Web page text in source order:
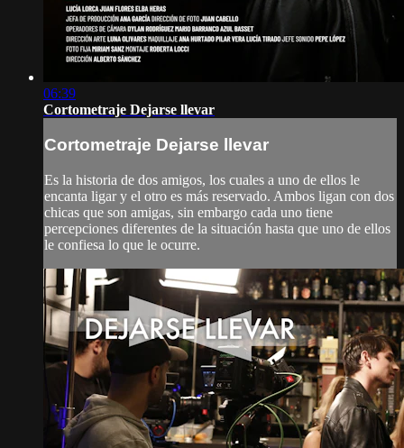
06:39
Cortometraje Dejarse llevar
Cortometraje Dejarse llevar
Es la historia de dos amigos, los cuales a uno de ellos le
encanta ligar y el otro es más reservado. Ambos ligan con dos
chicas que son amigas, sin embargo cada uno tiene
percepciones diferentes de la situación hasta que uno de ellos
le confiesa lo que le ocurre.